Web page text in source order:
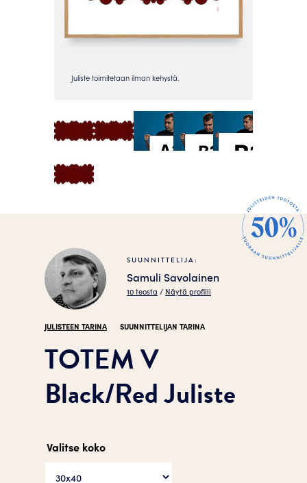
SUUNNITTELIJA:
Samuli Savolainen
10 teosta / Näytä profiili
JULISTEEN TARINA SUUNNITTELIJAN TARINA
TOTEM V
Black/Red Juliste
Valitse koko